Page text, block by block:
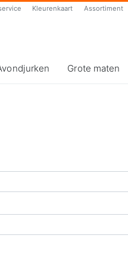
Kleurenkaart Assortiment
Grote maten